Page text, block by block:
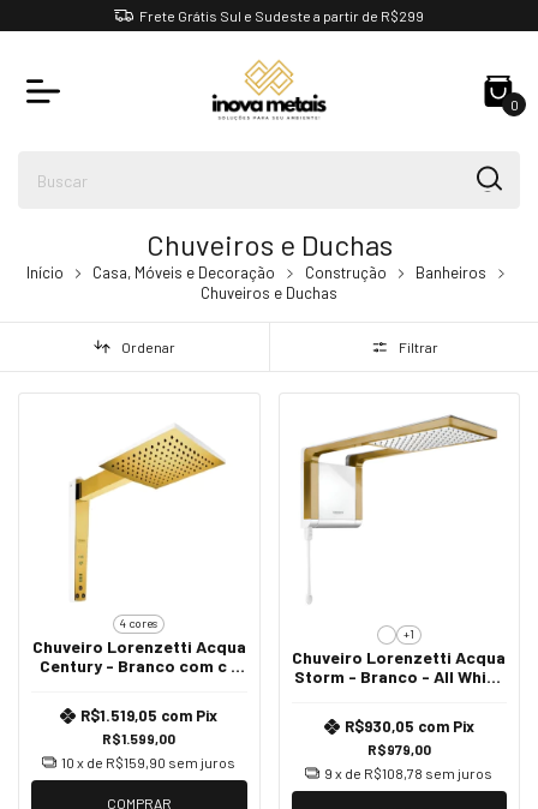
Frete Grátis Sul e Sudeste a partir de R$299
0
Chuveiros e Duchas
Início Casa, Móveis e Decoração Construção
Banheiros
Chuveiros e Duchas
Ordenar Filtrar
4 cores
Chuveiro Lorenzetti Acqua
Century - Branco com c -
R$1.599,00
R$1.519,05 com Pix
10 x de R$159,90 sem juros
COMPRAR
+1
Chuveiro Lorenzetti Acqua
Storm - Branco - All White
R$979,00
R$930,05 com Pix
9 x de R$108,78 sem juros